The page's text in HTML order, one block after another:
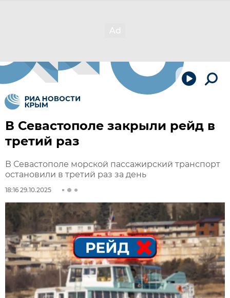
В Севастополе закрыли рейд в
третий раз
В Севастополе морской пассажирский транспорт
остановили в третий раз за день
18:16 29.10.2025